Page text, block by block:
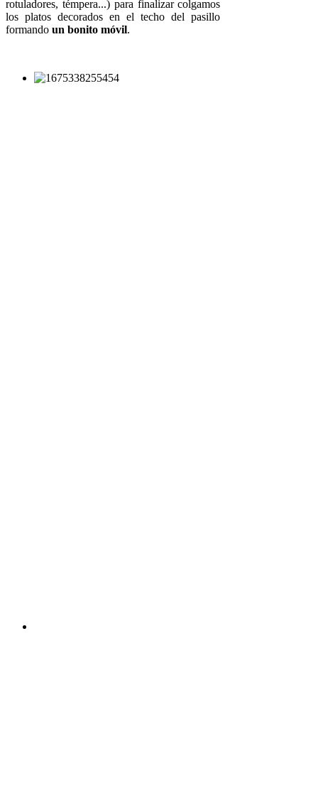
rotuladores, témpera...) para finalizar colgamos
los platos decorados en el techo del pasillo
formando un bonito móvil.